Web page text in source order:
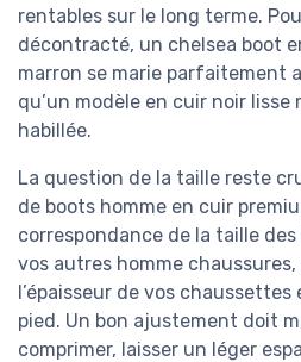
rentables sur le long terme.
décontracté, un chelsea boot
marron se marie parfaitement
qu’un modèle en cuir noir
habillée.
La question de la taille reste
de boots homme en cuir
correspondance de la taille
vos autres homme
l’épaisseur de vos
pied. Un bon ajustement doit
comprimer, laisser un léger